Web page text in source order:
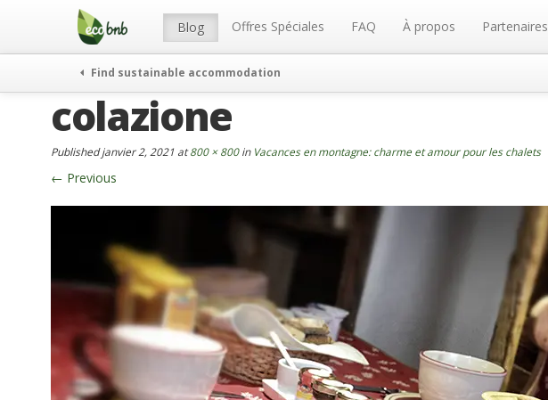
Menu Blog Offres Spéciales FAQ À propos Partenaires
Find sustainable accommodation
colazione
Publishedjanvier 2, 2021 at800 × 800in Vacances en montagne: charme et amour pour les chalets
← Previous